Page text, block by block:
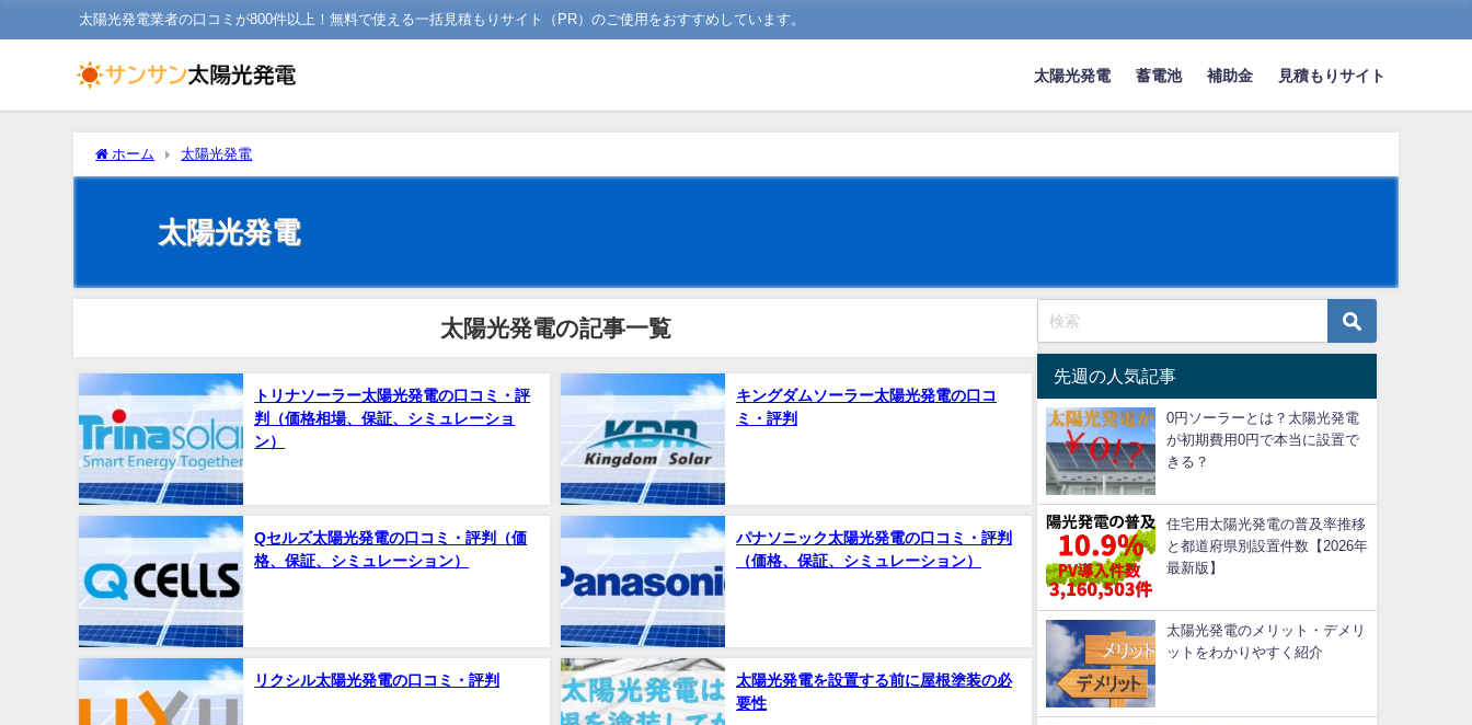
太陽光発電業者の口コミが800件以上！無料で使える一括見積もりサイト（PR）のご使用をおすすめしています。
太陽光発電 蓄電池 補助金 見積もりサイト
ホーム 太陽光発電
太陽光発電
太陽光発電の記事一覧
トリナソーラー太陽光発電の口コミ・評
判（価格相場、保証、シミュレーショ
ン）
キングダムソーラー太陽光発電の口コ
ミ・評判
Qセルズ太陽光発電の口コミ・評判（価
格、保証、シミュレーション）
パナソニック太陽光発電の口コミ・評判
（価格、保証、シミュレーション）
リクシル太陽光発電の口コミ・評判
太陽光発電を設置する前に屋根塗装の必
要性
先週の人気記事
0円ソーラーとは？太陽光発電
が初期費用0円で本当に設置で
きる？
住宅用太陽光発電の普及率推移
と都道府県別設置件数【2026年
最新版】
太陽光発電のメリット・デメリ
ットをわかりやすく紹介